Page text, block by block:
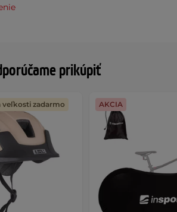
prikúpiť
veľkosti zadarmo AKCIA